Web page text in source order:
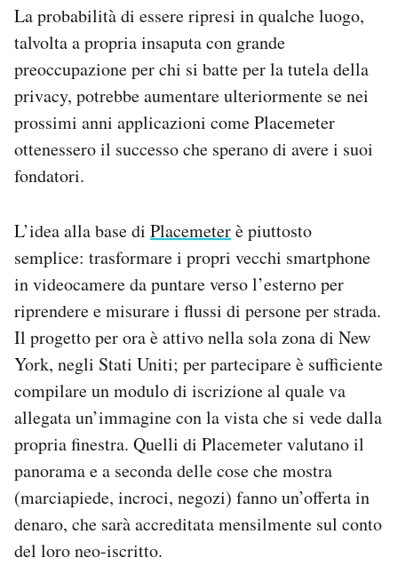
Regala il Post
Hai bisogno di aiuto?
Esci
La probabilità di essere ripresi in qualche luogo,
talvolta a propria insaputa con grande
preoccupazione per chi si batte per la tutela della
privacy, potrebbe aumentare ulteriormente se nei
prossimi anni applicazioni come Placemeter
ottenessero il successo che sperano di avere i suoi
fondatori.
L’idea alla base di Placemeterè piuttosto
semplice: trasformare i propri vecchi smartphone
in videocamere da puntare verso l’esterno per
riprendere e misurare i flussi di persone per strada.
Il progetto per ora è attivo nella sola zona di New
York, negli Stati Uniti; per partecipare è sufficiente
compilare un modulo di iscrizione al quale va
allegata un’immagine con la vista che si vede dalla
propria finestra. Quelli di Placemeter valutano il
panorama e a seconda delle cose che mostra
(marciapiede, incroci, negozi) fanno un’offerta in
denaro, che sarà accreditata mensilmente sul conto
del loro neo-iscritto.